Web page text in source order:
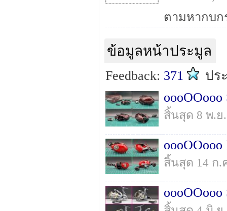
ข้อมูลหน้าประมูล
Feedback: 371
ปร
oooOOooo
สิ้นสุด 8 พ.ย
สิ้นสุด 14 ก.